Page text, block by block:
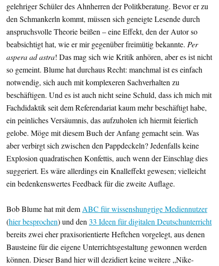
gelehriger Schüler des Ahnherren der Politkberatung. Bevor er zu
den Schmankerln kommt, müssen sich geneigte Lesende durch
anspruchsvolle Theorie beißen – eine Effekt, den der Autor so
beabsichtigt hat, wie er mir gegenüber freimütig bekannte. Per
aspera ad astra! Das mag sich wie Kritik anhören, aber es ist nicht
so gemeint. Blume hat durchaus Recht: manchmal ist es einfach
notwendig, sich auch mit komplexeren Sachverhalten zu
beschäftigen. Und es ist auch nicht seine Schuld, dass ich mich mit
Fachdidaktik seit dem Referendariat kaum mehr beschäftigt habe,
ein peinliches Versäumnis, das aufzuholen ich hiermit feierlich
gelobe. Möge mit diesem Buch der Anfang gemacht sein. Was
aber verbirgt sich zwischen den Pappdeckeln? Jedenfalls keine
Explosion quadratischen Konfettis, auch wenn der Einschlag dies
suggeriert. Es wäre allerdings ein Knalleffekt gewesen; vielleicht
ein bedenkenswertes Feedback für die zweite Auflage.
Bob Blume hat mit dem ABC für wissenshungrige Mediennutzer
(hier besprochen) und den 33 Ideen für digitalen Deutschunterricht
bereits zwei eher praxisorientierte Heftchen vorgelegt, aus denen
Bausteine für die eigene Unterrichtsgestaltung gewonnen werden
können. Dieser Band hier will dezidiert keine weitere „Nike-